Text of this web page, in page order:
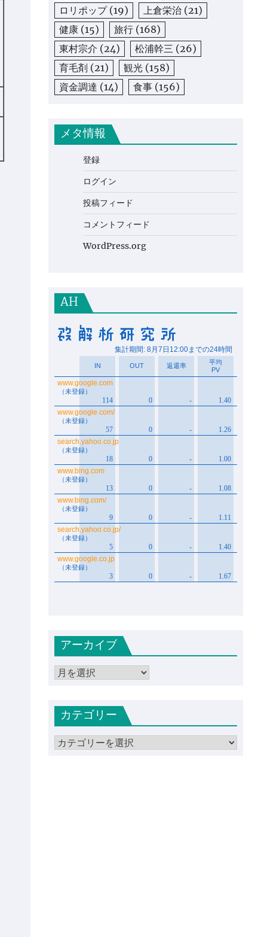
ロリポップ(19) 上倉栄治 (21)
健康 (15) 旅行 (168)
東村宗介 (24) 松浦幹三 (26)
育毛剤 (21) 観光 (158)
資金調達 (14) 食事 (156)
メタ情報
登録
ログイン
投稿フィード
コメントフィード
WordPress.org
AH
アーカイブ
ア
イ
ブ
カテゴリー
カ